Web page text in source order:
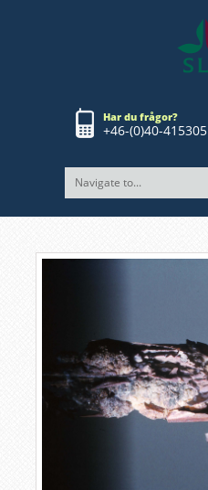
Har du frågor?
+46-(0)40-415305